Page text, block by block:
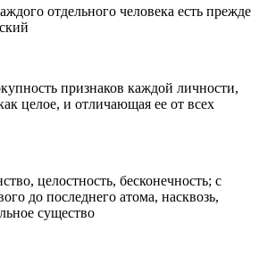
отдельного человека есть прежде
признаков каждой личности,
целое, и отличающая ее от всех
целостность, бесконечность; с
до последнего атома, насквозь,
существо